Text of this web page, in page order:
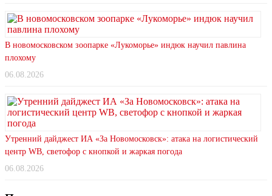
В новомосковском зоопарке «Лукоморье» индюк научил павлина
плохому
06.08.2026
Утренний дайджест ИА «За Новомосковск»: атака на логистический
центр WB, светофор с кнопкой и жаркая погода
06.08.2026